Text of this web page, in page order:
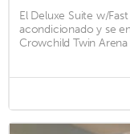
El Deluxe Suite w/
acondicionado y se
Crowchild Twin